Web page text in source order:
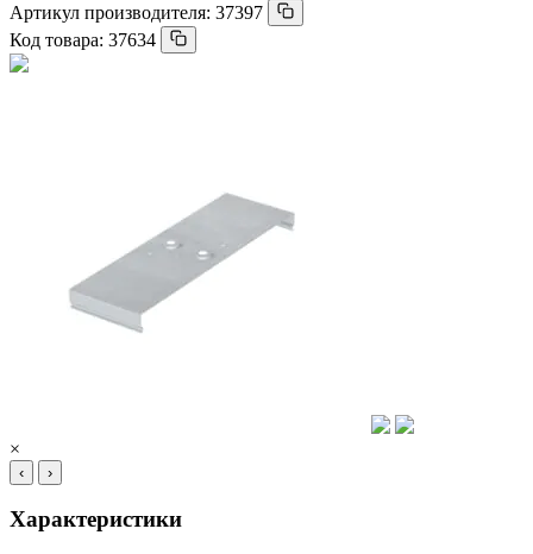
Артикул производителя: 37397
Код товара: 37634
×
‹ ›
Характеристики